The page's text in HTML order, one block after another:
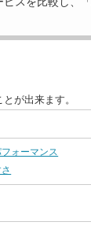
が出来ます。
ォーマンス